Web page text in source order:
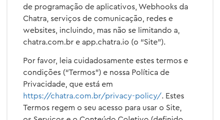
de programação de aplicativos, Webhooks da
Chatra, serviços de comunicação, redes e
websites, incluindo, mas não se limitando a,
chatra.com.br e app.chatra.io (o “Site”).
Por favor, leia cuidadosamente estes termos e
condições (“Termos”) e nossa Política de
Privacidade, que está em
https://chatra.com.br/privacy-policy/. Estes
Termos regem o seu acesso para usar o Site,